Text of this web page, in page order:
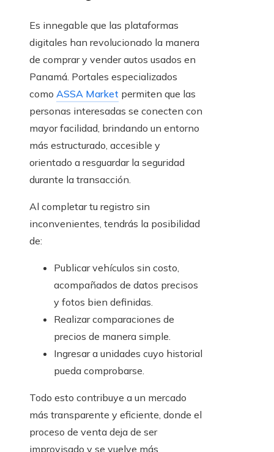
Es innegable que las plataformas
digitales han revolucionado la manera
de comprar y vender autos usados en
Panamá. Portales especializados
como ASSA Market permiten que las
personas interesadas se conecten con
mayor facilidad, brindando un entorno
más estructurado, accesible y
orientado a resguardar la seguridad
durante la transacción.
Al completar tu registro sin
inconvenientes, tendrás la posibilidad
de:
Publicar vehículos sin costo,
acompañados de datos precisos
y fotos bien definidas.
Realizar comparaciones de
precios de manera simple.
Ingresar a unidades cuyo historial
pueda comprobarse.
Todo esto contribuye a un mercado
más transparente y eficiente, donde el
proceso de venta deja de ser
improvisado y se vuelve más